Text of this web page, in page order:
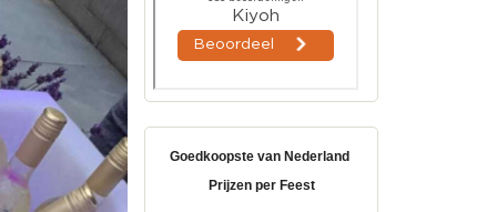
Goedkoopste van Nederland
Prijzen per Feest